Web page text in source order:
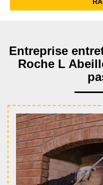
Entreprise
Roche L